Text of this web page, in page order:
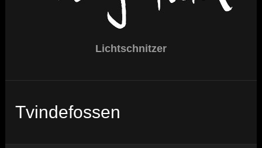
Lichtschnitzer
Tvindefossen